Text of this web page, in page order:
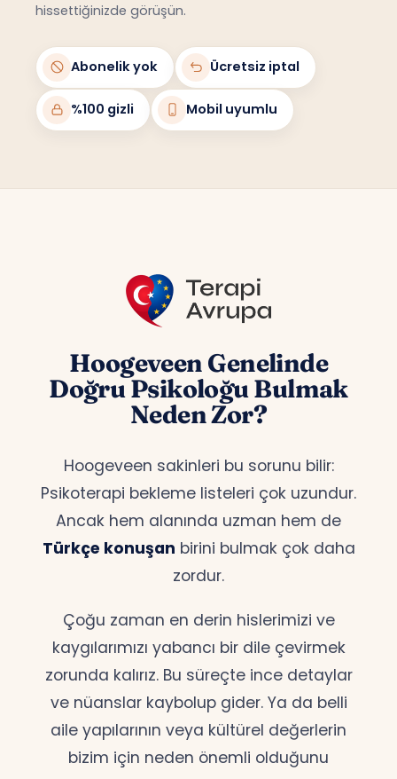
hissettiğinizde görüşün.
Abonelik yok Ücretsiz iptal
%100 gizli Mobil uyumlu
Hoogeveen Genelinde
Doğru Psikoloğu Bulmak
Neden Zor?
Hoogeveen sakinleri bu sorunu bilir:
Psikoterapi bekleme listeleri çok uzundur.
Ancak hem alanında uzman hem de
Türkçe konuşan birini bulmak çok daha
zordur.
Çoğu zaman en derin hislerimizi ve
kaygılarımızı yabancı bir dile çevirmek
zorunda kalırız. Bu süreçte ince detaylar
ve nüanslar kaybolup gider. Ya da belli
aile yapılarının veya kültürel değerlerin
bizim için neden önemli olduğunu